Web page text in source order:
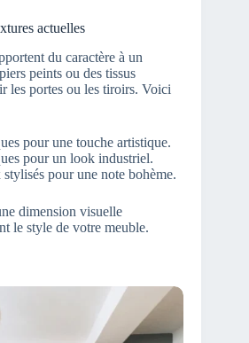
actuelles
du caractère à un
peints ou des tissus
les portes ou les tiroirs. Voici
pour une touche artistique.
pour un look industriel.
pour une note bohème.
dimension visuelle
le style de votre meuble.